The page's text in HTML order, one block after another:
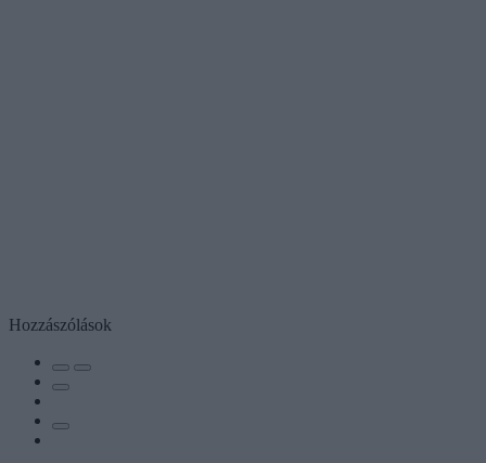
Hozzászólások